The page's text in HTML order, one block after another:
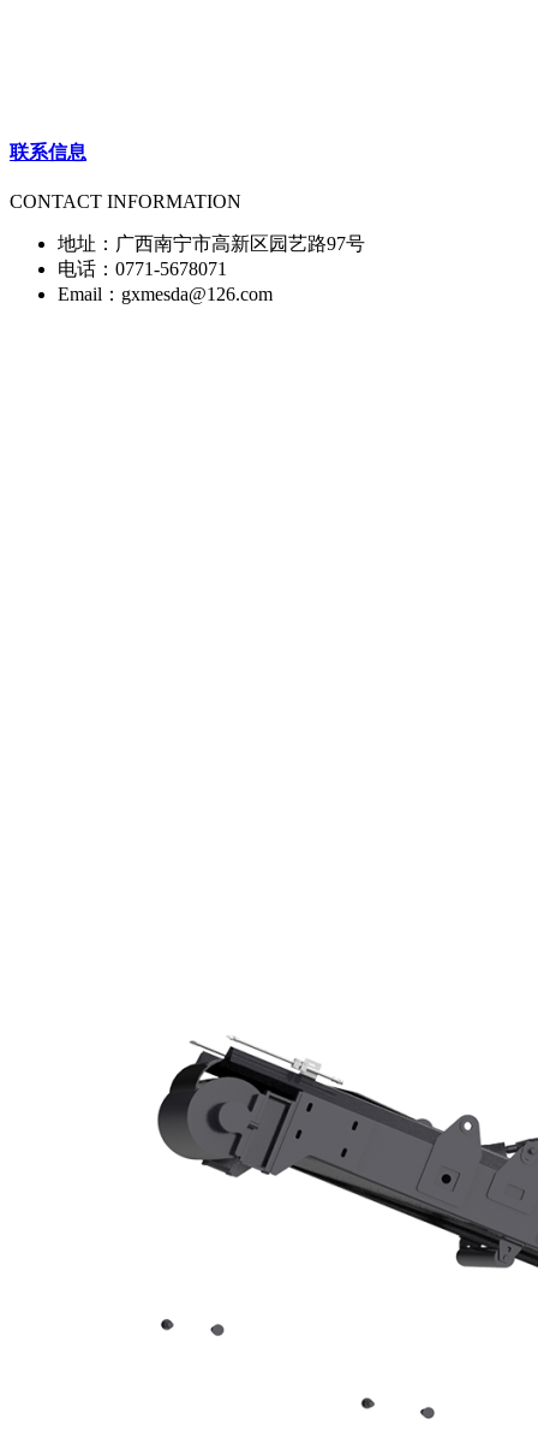
联系信息
CONTACT INFORMATION
地址：广西南宁市高新区园艺路97号
电话：0771-5678071
Email：gxmesda@126.com